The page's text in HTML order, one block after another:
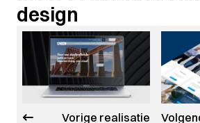
design
Vorige realisatie